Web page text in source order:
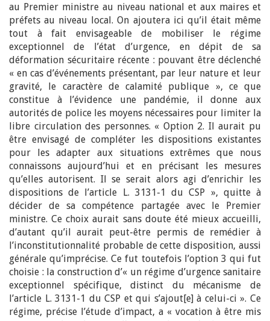
au Premier ministre au niveau national et aux maires et
préfets au niveau local. On ajoutera ici qu’il était même
tout à fait envisageable de mobiliser le régime
exceptionnel de l’état d’urgence, en dépit de sa
déformation sécuritaire récente : pouvant être déclenché
« en cas d’événements présentant, par leur nature et leur
gravité, le caractère de calamité publique », ce que
constitue à l’évidence une pandémie, il donne aux
autorités de police les moyens nécessaires pour limiter la
libre circulation des personnes. « Option 2. Il aurait pu
être envisagé de compléter les dispositions existantes
pour les adapter aux situations extrêmes que nous
connaissons aujourd’hui et en précisant les mesures
qu’elles autorisent. Il se serait alors agi d’enrichir les
dispositions de l’article L. 3131-1 du CSP », quitte à
décider de sa compétence partagée avec le Premier
ministre. Ce choix aurait sans doute été mieux accueilli,
d’autant qu’il aurait peut-être permis de remédier à
l’inconstitutionnalité probable de cette disposition, aussi
générale qu’imprécise. Ce fut toutefois l’option 3 qui fut
choisie : la construction d’« un régime d’urgence sanitaire
exceptionnel spécifique, distinct du mécanisme de
l’article L. 3131-1 du CSP et qui s’ajout[e] à celui-ci ». Ce
régime, précise l’étude d’impact, a « vocation à être mis